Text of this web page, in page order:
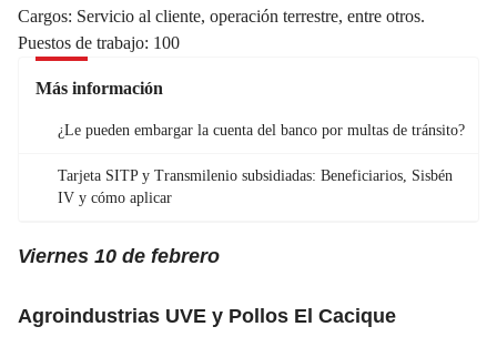
Cargos: Servicio al cliente, operación terrestre, entre otros.
Puestos de trabajo: 100
Más información
¿Le pueden embargar la cuenta del banco por multas de tránsito?
Tarjeta SITP y Transmilenio subsidiadas: Beneficiarios, Sisbén
IV y cómo aplicar
Viernes 10 de febrero
Agroindustrias UVE y Pollos El Cacique